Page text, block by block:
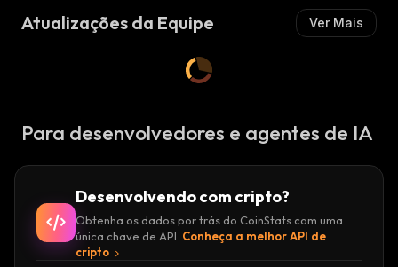
Atualizações da Equipe Ver Mais
Para desenvolvedores e agentes de IA
Desenvolvendo com cripto?
Obtenha os dados por trás do CoinStats com uma
única chave de API. Conheça a melhor API de
cripto